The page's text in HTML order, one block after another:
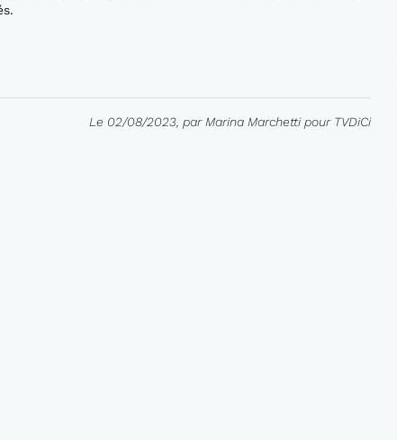
Le 02/08/2023, par Marina Marchetti pour TVDiCi